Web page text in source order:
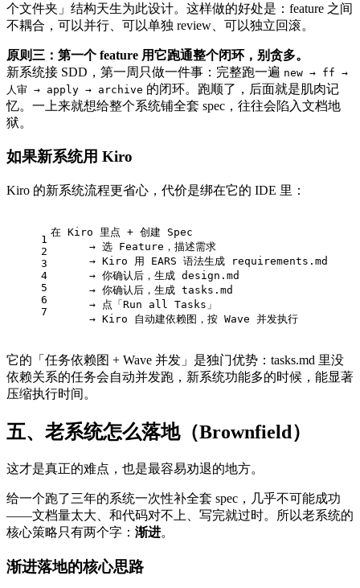
个文件夹」结构天生为此设计。这样做的好处是：feature 之间
不耦合，可以并行、可以单独 review、可以独立回滚。
原则三：第一个 feature 用它跑通整个闭环，别贪多。
新系统接 SDD，第一周只做一件事：完整跑一遍 new → ff →
人审 → apply → archive 的闭环。跑顺了，后面就是肌肉记
忆。一上来就想给整个系统铺全套 spec，往往会陷入文档地
狱。
如果新系统用 Kiro
Kiro 的新系统流程更省心，代价是绑在它的 IDE 里：
1
2
3
4
5
6
7
在 Kiro 里点 + 创建 Spec
      → 选 Feature，描述需求
      → Kiro 用 EARS 语法生成 requirements.md
      → 你确认后，生成 design.md
      → 你确认后，生成 tasks.md
      → 点「Run all Tasks」
      → Kiro 自动建依赖图，按 Wave 并发执行
它的「任务依赖图 + Wave 并发」是独门优势：tasks.md 里没
依赖关系的任务会自动并发跑，新系统功能多的时候，能显著
压缩执行时间。
五、老系统怎么落地（Brownfield）
这才是真正的难点，也是最容易劝退的地方。
给一个跑了三年的系统一次性补全套 spec，几乎不可能成功
——文档量太大、和代码对不上、写完就过时。所以老系统的
核心策略只有两个字： 渐进。
渐进落地的核心思路